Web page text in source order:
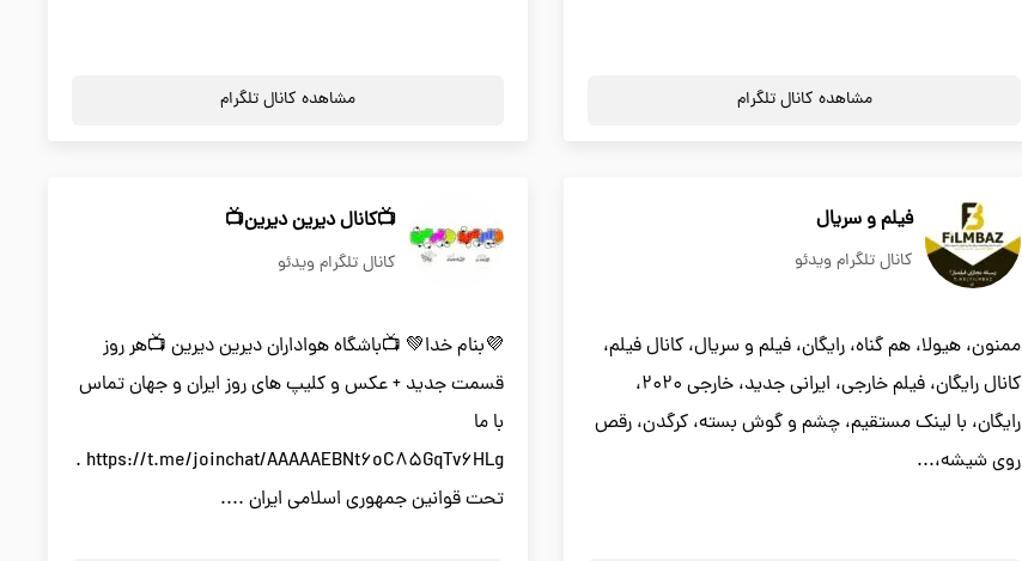
مشاهده کانال تلگرام مشاهده کانال تلگرام
فیلم و سریال
کانال تلگرام ویدئو
ممنون، هیولا، هم گناه، رایگان، فیلم و سریال، کانال فیلم،
کانال رایگان، فیلم خارجی، ایرانی جدید، خارجی 2020،
رایگان، با لینک مستقیم، چشم و گوش بسته، کرگدن، رقص
روی شیشه،...
📺کانال دیرین دیرین📺
کانال تلگرام ویدئو
💜بنام خدا💚 📺باشگاه هواداران دیرین دیرین 📺هر روز
قسمت جدید + عکس و کلیپ های روز ایران و جهان تماس
با ما
https://t.me/joinchat/AAAAAEBNt6oC85GqTv6HLg .
تحت قوانین جمهوری اسلامی ایران ....